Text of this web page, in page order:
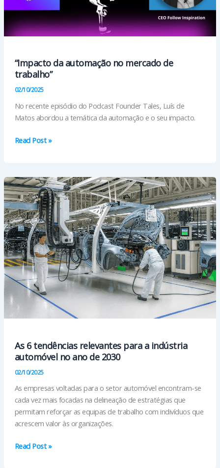
“Impacto da automação no mercado de
trabalho”
02/10/2025
No recente episódio do Podcast Founder Tales, Luís de
Matos abordou a temática da automação e o seu impacto.
“Impacto
no
mercado
de
trabalho”
Read Post »
As 6 tendências relevantes para a indústria
automóvel no ano de 2030
02/10/2025
As empresas voltadas para o setor automóvel encontram-se
cada vez mais focadas na delineação de estratégias que
permitam reforçar as equipas de trabalho com indivíduos que
acrescem valor às organizações.
As
Read Post »